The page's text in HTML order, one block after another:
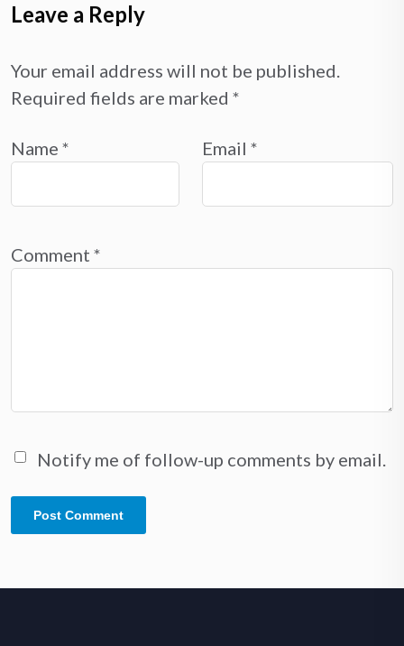
Leave a Reply
Your email address will not be published.
Required fields are marked *
Name * Email *
Comment *
Notify me of follow-up comments by email.